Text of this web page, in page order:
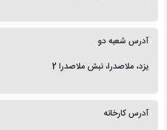
آدرس شعبه دو
یزد، ملاصدرا، نبش ملاصدرا 2
آدرس کارخانه